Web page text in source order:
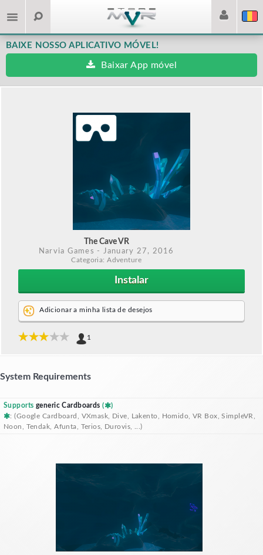
BAIXE NOSSO APLICATIVO MÓVEL!
Baixar App móvel
The Cave VR
Narvia Games - January 27, 2016
Categoria: Adventure
Instalar
Adicionar a minha lista de desejos
1
System Requirements
Supports generic Cardboards (
)
: (Google Cardboard, VXmask, Dive, Lakento, Homido, VR Box, SimpleVR,
Noon, Tendak, Afunta, Terios, Durovis, ...)